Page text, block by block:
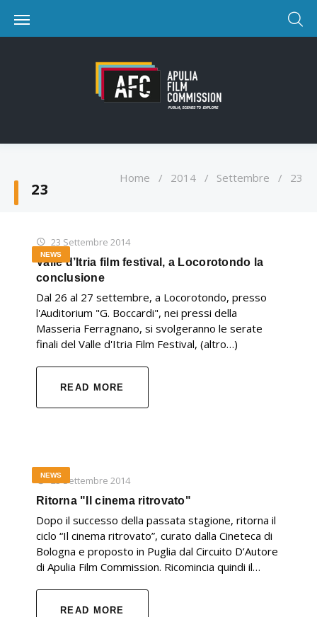
23
Home / 2014 / Settembre / 23
23 Settembre 2014
NEWS
Valle d’Itria film festival, a Locorotondo la
conclusione
Dal 26 al 27 settembre, a Locorotondo, presso
l'Auditorium "G. Boccardi", nei pressi della
Masseria Ferragnano, si svolgeranno le serate
finali del Valle d'Itria Film Festival, (altro…)
READ MORE
23 Settembre 2014
NEWS
Ritorna "Il cinema ritrovato"
Dopo il successo della passata stagione, ritorna il
ciclo “Il cinema ritrovato”, curato dalla Cineteca di
Bologna e proposto in Puglia dal Circuito D’Autore
di Apulia Film Commission. Ricomincia quindi il…
READ MORE